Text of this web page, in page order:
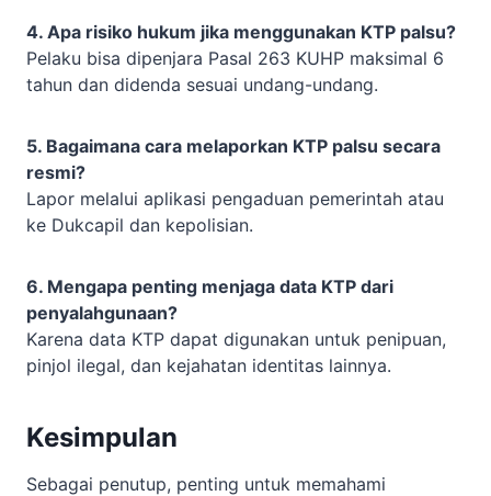
4. Apa risiko hukum jika menggunakan KTP palsu?
Pelaku bisa dipenjara Pasal 263 KUHP maksimal 6
tahun dan didenda sesuai undang-undang.
5. Bagaimana cara melaporkan KTP palsu secara
resmi?
Lapor melalui aplikasi pengaduan pemerintah atau
ke Dukcapil dan kepolisian.
6. Mengapa penting menjaga data KTP dari
penyalahgunaan?
Karena data KTP dapat digunakan untuk penipuan,
pinjol ilegal, dan kejahatan identitas lainnya.
Kesimpulan
Sebagai penutup, penting untuk memahami